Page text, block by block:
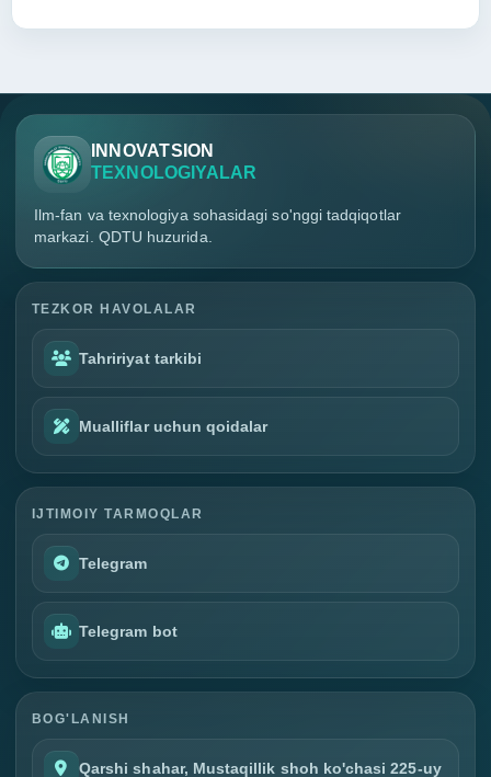
INNOVATSION
TEXNOLOGIYALAR
Ilm-fan va texnologiya sohasidagi so'nggi tadqiqotlar
markazi. QDTU huzurida.
TEZKOR HAVOLALAR
Tahririyat tarkibi
Mualliflar uchun qoidalar
IJTIMOIY TARMOQLAR
Telegram
Telegram bot
BOG'LANISH
Qarshi shahar, Mustaqillik shoh ko'chasi 225-uy